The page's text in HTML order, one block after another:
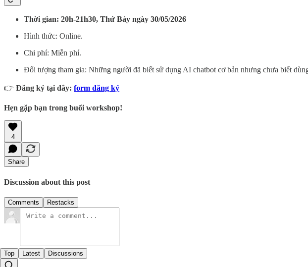
Thời gian: 20h-21h30, Thứ Bảy ngày 30/05/2026
Hình thức: Online.
Chi phí: Miễn phí.
Đối tượng tham gia: Những người đã biết sử dụng AI chatbot cơ bản nhưng chưa biết
👉 Đăng ký tại đây: form đăng ký
Hẹn gặp bạn trong buổi workshop!
4
Share
Discussion about this post
Comments Restacks
Top Latest Discussions